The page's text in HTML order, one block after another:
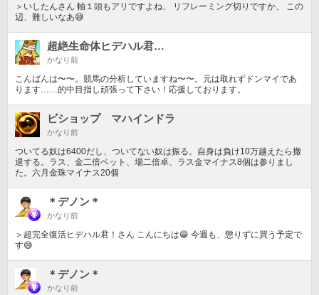
＞いしたんさん 軸１頭もアリですよね、 リフレーミング切りですか、 この
辺、難しいなあ😅
超絶生命体ヒデハル君…
かなり前
こんばんは〜〜。競馬の分析していますね〜〜。元は取れずドンマイであ
ります……的中目指し頑張って下さい！応援しております。
ビショップ マハインドラ
かなり前
ついてる奴は6400だし、ついてない奴は振る。自身は負け10万越えたら撤
退する。ラス、金二倍ベット、場二倍卓、ラス金マイナス8個は参りまし
た。六月金珠マイナス20個
＊デノン＊
かなり前
＞超完全復活ヒデハル君！さん こんにちは😁 今週も、懲りずに買う予定で
す😅
＊デノン＊
かなり前